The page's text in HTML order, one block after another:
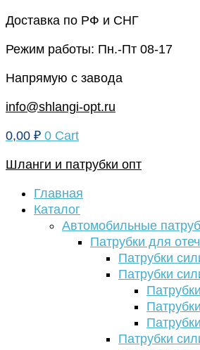
Перейти
содержимому
Доставка по РФ и СНГ
Режим работы: Пн.-Пт 08-17
Напрямую с завода
info@shlangi-opt.ru
0,00 ₽ 0 Cart
Шланги и патрубки опт
Главная
Каталог
Автомобильные
Патрубки для
Патрубки
Патрубки
Патрубки